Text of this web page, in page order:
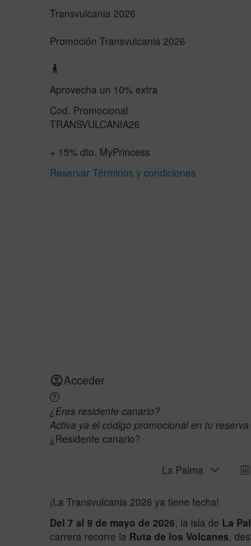
Transvulcania 2026
Promoción Transvulcania 2026
Aprovecha un 10% extra
Cod. Promocional
TRANSVULCANIA26
+ 15% dto. MyPrincess
Reservar Términos y condiciones
Acceder
¿Eres residente canario?
Activa ya el código promocional en tu reserva
¿Residente canario?
La Palma
¡La Transvulcania 2026 ya tiene fecha!
Del 7 al 9 de mayo de 2026 , la isla de La
carrera recorre la Ruta de los Volcanes ,